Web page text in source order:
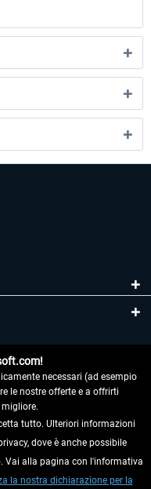
necessari (ad esempio
le nostre offerte e a offrirti
tutto. Ulteriori informazioni
dove è anche possibile
Vai alla pagina con l'informativa
la nostra dichiarazione per la